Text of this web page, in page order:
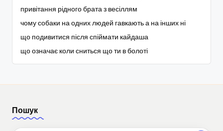
привітання рідного брата з весіллям
чому собаки на одних людей гавкають а на інших ні
що подивитися після спіймати кайдаша
що означає коли сниться що ти в болоті
Пошук